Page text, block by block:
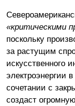
«критическими
поскольку
за растущим
искусственного
электроэнергии
сочетании с
создаст